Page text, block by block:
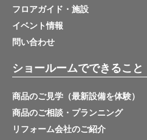
フロアガイド・施設
イベント情報
問い合わせ
ショールームでできること
商品のご見学（最新設備を体験）
商品のご相談・プランニング
リフォーム会社のご紹介